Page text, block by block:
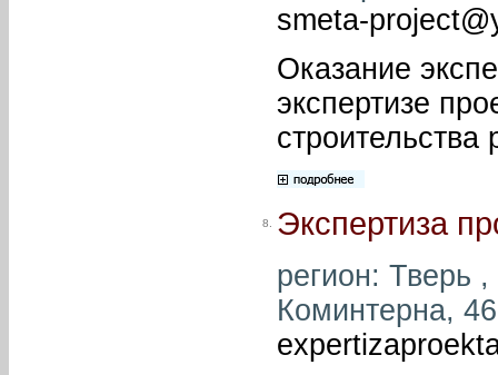
smeta-
Оказание
экспертизе
строительства
8. Экспертиза
регион: Тверь
Коминтерна,